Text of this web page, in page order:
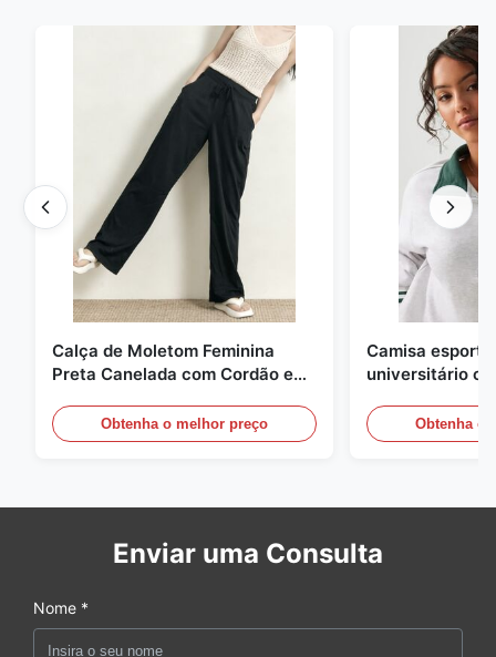
Calça de Moletom Feminina
Preta Canelada com Cordão e
Obtenha o melhor preço
Camisa
universitário
Obtenha o
Enviar uma Consulta
Nome *